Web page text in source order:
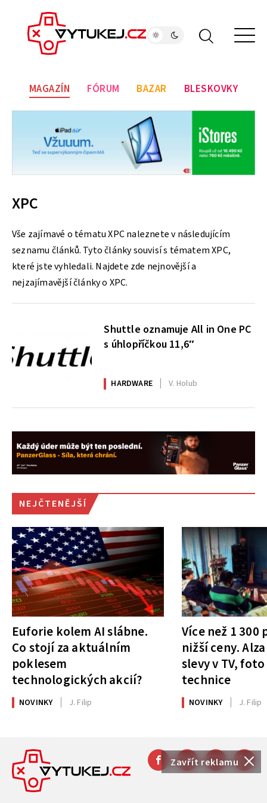
Zavřít reklamu
MAGAZÍN FÓRUM BAZAR BLESKOVKY
XPC
Vše zajímavé o tématu XPC naleznete v následujícím
seznamu článků. Tyto články souvisí s tématem XPC,
které jste vyhledali. Najdete zde nejnovější a
nejzajímavější články o XPC.
Shuttle oznamuje All in One PC
s úhlopříčkou 11,6″
HARDWARE V. Holub
NEJČTENĚJŠÍ
Euforie kolem AI slábne.
Co stojí za aktuálním
poklesem
technologických akcií?
NOVINKY J. Filip
Více než 1
nižší ceny.
slevy v TV,
technice
NOVINKY J. Filip